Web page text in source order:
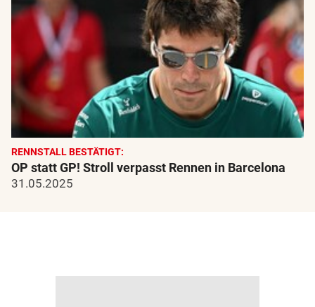
RENNSTALL BESTÄTIGT:
OP statt GP! Stroll verpasst Rennen in Barcelona
31.05.2025